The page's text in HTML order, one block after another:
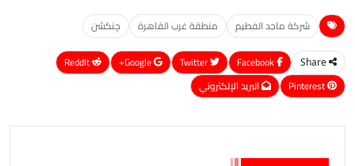
شركة ماجد الفطيم منطقة غرب القاهرة چنكشن
Share
Google+
ReddIt
Pinterest
البريد الإلكتروني